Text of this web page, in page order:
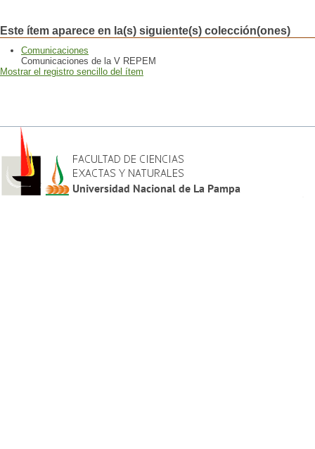
Este ítem aparece en la(s) siguiente(s) colección(ones)
Comunicaciones
Comunicaciones de la V REPEM
Mostrar el registro sencillo del ítem